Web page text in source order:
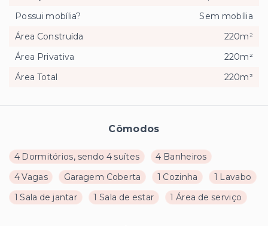
Cômodos
4 Dormitórios, sendo 4 suítes
4 Banheiros
4 Vagas
Garagem Coberta 1 Cozinha
1 Lavabo
1 Sala de jantar
1 Sala de estar 1 Área de serviço
Possui mobília?
Sem mobília
Área Construída
220m²
Área Privativa
220m²
Área Total
220m²